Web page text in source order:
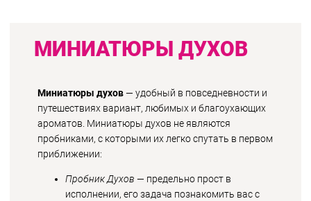
МИНИАТЮРЫ ДУХОВ
Миниатюры духов— удобный в повседневности и
путешествиях вариант, любимых и благоухающих
ароматов. Миниатюры духов не являются
пробниками, с которыми их легко спутать в первом
приближении:
Пробник Духов — предельно прост в
исполнении, его задача познакомить вас с